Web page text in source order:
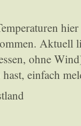
Aktuell
ohne
einfach